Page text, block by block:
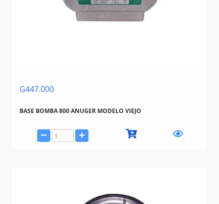
G447.000
BASE BOMBA 800 ANUGER MODELO VIEJO